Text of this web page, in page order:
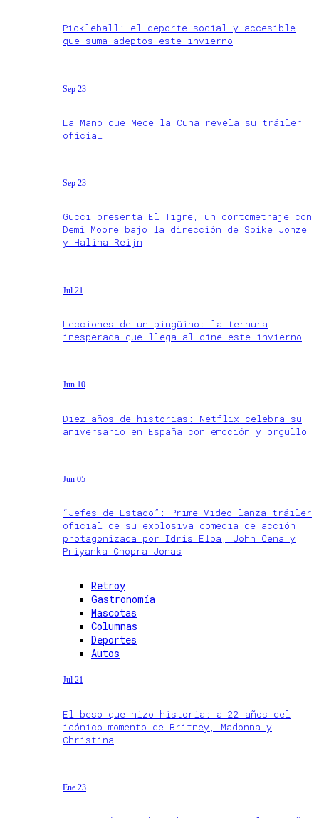
Pickleball: el deporte social y accesible
que suma adeptos este invierno
Sep 23
La Mano que Mece la Cuna revela su tráiler
oficial
Sep 23
Gucci presenta El Tigre, un cortometraje con
Demi Moore bajo la dirección de Spike Jonze
y Halina Reijn
Jul 21
Lecciones de un pingüino: la ternura
inesperada que llega al cine este invierno
Jun 10
Diez años de historias: Netflix celebra su
aniversario en España con emoción y orgullo
Jun 05
“Jefes de Estado”: Prime Video lanza tráiler
oficial de su explosiva comedia de acción
protagonizada por Idris Elba, John Cena y
Priyanka Chopra Jonas
Retroy
Gastronomía
Mascotas
Columnas
Deportes
Autos
Jul 21
El beso que hizo historia: a 22 años del
icónico momento de Britney, Madonna y
Christina
Ene 23